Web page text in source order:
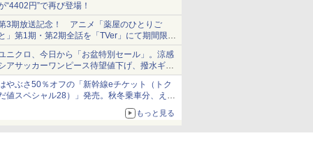
“4402円”で再び登場！
3期放送記念！ アニメ「薬屋のひとりご
」第1期・第2期全話を「TVer」にて期間限定
順次無料配信開始
ニクロ、今日から「お盆特別セール」。涼感
アサッカーワンピース待望値下げ、撥水ギア
ョーツは1990円に
やぶさ50％オフの「新幹線eチケット（トク
値スペシャル28）」発売。秋冬乗車分、えき
もっと見る